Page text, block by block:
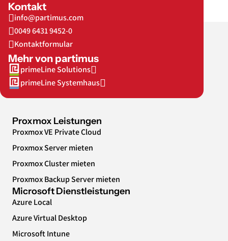
Kontakt
info@partimus.com
0049 6431 9452-0
Kontaktformular
Mehr von partimus
primeLine Solutions
primeLine Systemhaus
Proxmox Leistungen
Proxmox VE Private Cloud
Proxmox Server mieten
Proxmox Cluster mieten
Proxmox Backup Server mieten
Microsoft Dienstleistungen
Azure Local
Azure Virtual Desktop
Microsoft Intune